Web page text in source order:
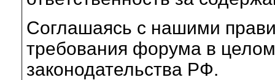
Соглашаясь с нашими
требования форума в
законодательства РФ.